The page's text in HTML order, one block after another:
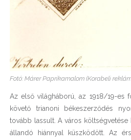
Fotó: Márer Paprikamalom (Korabeli
Az első világháború, az 1918/19-es
követő trianoni békeszerződés
tovább lassult. A város költségvetése
állandó hiánnyal küszködött. Az